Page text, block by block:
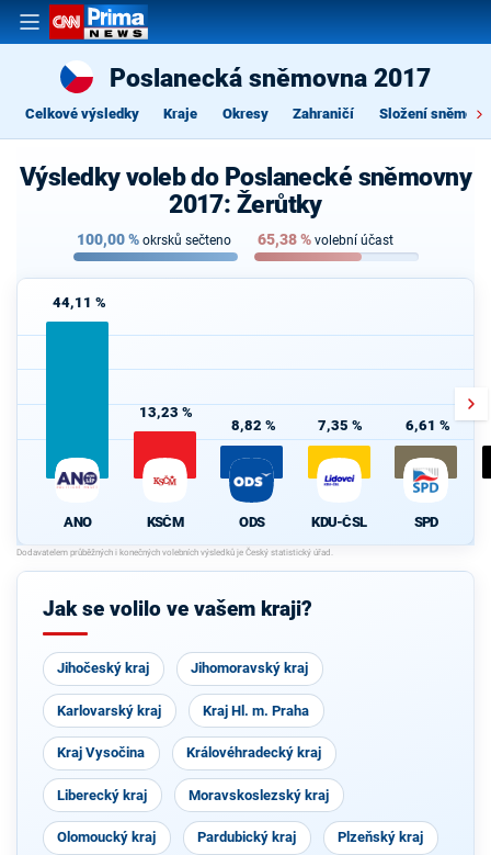
Poslanecká sněmovna 2017
Celkové výsledky Kraje Okresy Zahraničí Složení
Výsledky voleb do Poslanecké sněmovny
2017: Žerůtky
100,00% okrsků sečteno 65,38% volební účast
44,11 %
ANO
13,23 %
KSČM
8,82 %
ODS
7,35 %
KDU-ČSL
6,61 %
SPD
Jak se volilo ve vašem kraji?
Jihočeský kraj Jihomoravský kraj
Karlovarský kraj Kraj Hl. m. Praha
Kraj Vysočina Královéhradecký kraj
Liberecký kraj Moravskoslezský kraj
Olomoucký kraj Pardubický kraj Plzeňský kraj